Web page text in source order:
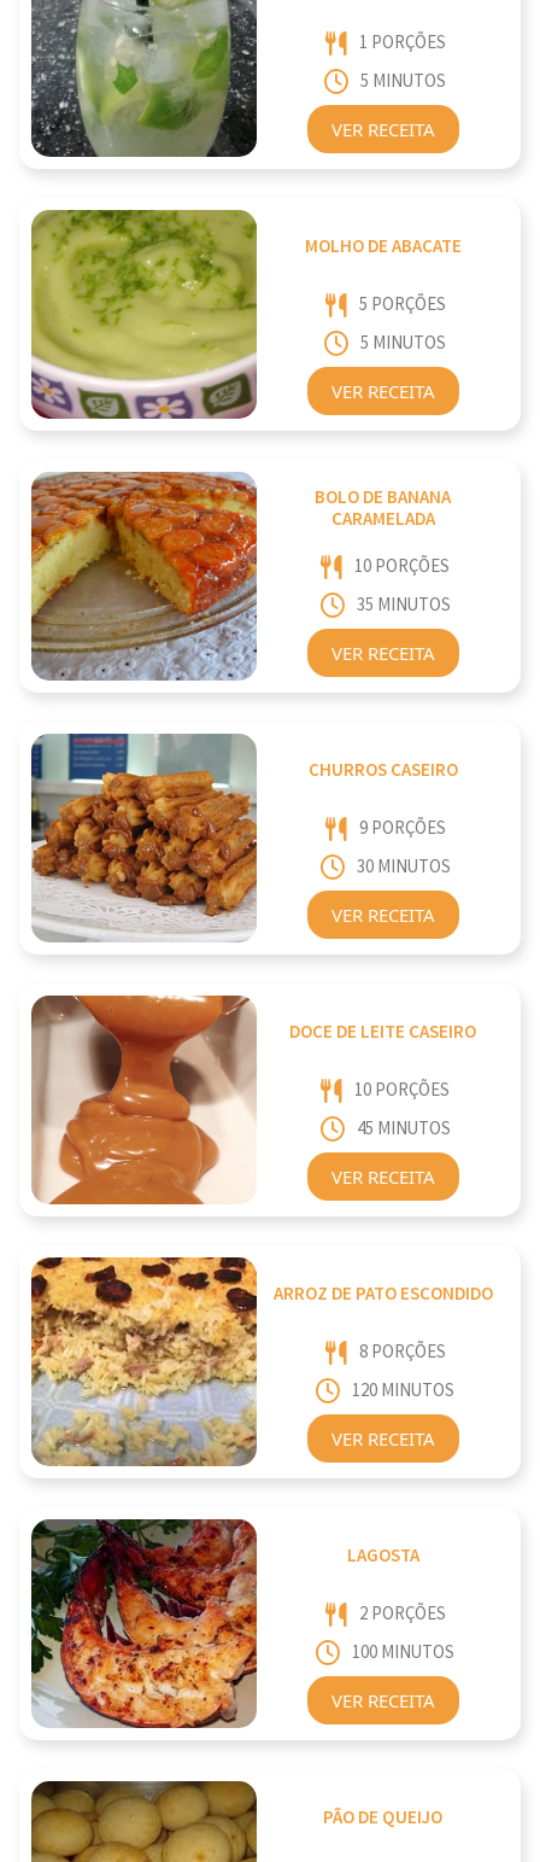
1 PORÇÕES
5 MINUTOS
VER RECEITA
MOLHO DE ABACATE
5 PORÇÕES
5 MINUTOS
VER RECEITA
BOLO DE BANANA
CARAMELADA
10 PORÇÕES
35 MINUTOS
VER RECEITA
CHURROS CASEIRO
9 PORÇÕES
30 MINUTOS
VER RECEITA
DOCE DE LEITE CASEIRO
10 PORÇÕES
45 MINUTOS
VER RECEITA
ARROZ DE PATO ESCONDIDO
8 PORÇÕES
120 MINUTOS
VER RECEITA
LAGOSTA
2 PORÇÕES
100 MINUTOS
VER RECEITA
PÃO DE QUEIJO